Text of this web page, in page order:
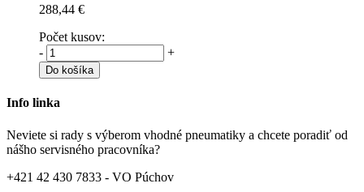
288,44 €
Počet kusov:
-
+
Do košíka
Info linka
Neviete si rady s výberom vhodné pneumatiky a chcete poradiť od
nášho servisného pracovníka?
+421 42 430 7833 - VO Púchov